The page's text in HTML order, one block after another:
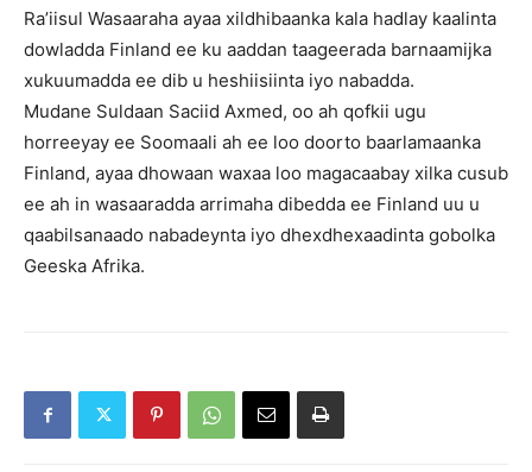
Ra’iisul Wasaaraha ayaa xildhibaanka kala hadlay kaalinta
dowladda Finland ee ku aaddan taageerada barnaamijka
xukuumadda ee dib u heshiisiinta iyo nabadda.
Mudane Suldaan Saciid Axmed, oo ah qofkii ugu
horreeyay ee Soomaali ah ee loo doorto baarlamaanka
Finland, ayaa dhowaan waxaa loo magacaabay xilka cusub
ee ah in wasaaradda arrimaha dibedda ee Finland uu u
qaabilsanaado nabadeynta iyo dhexdhexaadinta gobolka
Geeska Afrika.